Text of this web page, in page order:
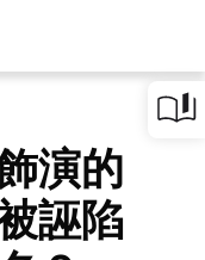
演的
誣陷